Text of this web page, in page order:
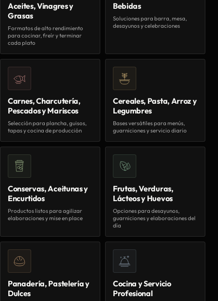
Aceites, Vinagres y
Grasas
Formatos de alto rendimiento
para cocinar, freír y terminar
cada plato
Bebidas
Soluciones para barra, mesa,
desayunos y celebraciones
Carnes, Charcutería,
Pescados y Mariscos
Selección para plancha, guisos,
tapas y cocina de producción
Cereales, Pasta, Arroz y
Legumbres
Bases versátiles para menús,
guarniciones y servicio diario
Conservas, Aceitunas y
Encurtidos
Productos listos para agilizar
elaboraciones y mise en place
Frutas, Verduras,
Lácteos y Huevos
Opciones para desayunos,
guarniciones y elaboraciones del
día
Panadería, Pastelería y
Dulces
Cocina y Servicio
Profesional